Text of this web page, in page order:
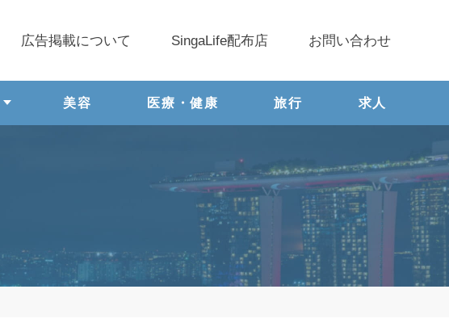
美容 医療・健康 旅行 求人
広告掲載について SingaLife配布店 お問い合わせ